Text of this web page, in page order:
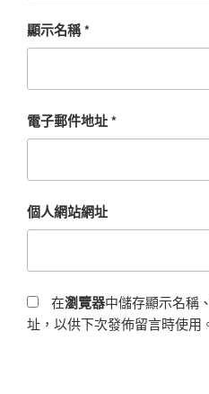
顯示名稱*
電子郵件地址*
個人網站網址
在瀏覽器中儲存顯示名稱
址，以供下次發佈留言時使用